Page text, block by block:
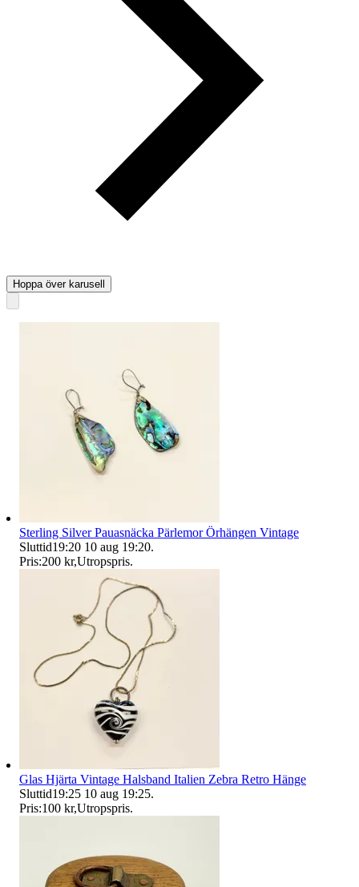
Hoppa över karusell
Sterling Silver Pauasnäcka Pärlemor Örhängen Vintage
Sluttid19:20 10 aug 19:20.
Pris:200 kr,Utropspris.
Glas Hjärta Vintage Halsband Italien Zebra Retro Hänge
Sluttid19:25 10 aug 19:25.
Pris:100 kr,Utropspris.